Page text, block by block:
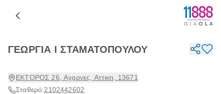
ΓΕΩΡΓΙΑ Ι ΣΤΑΜΑΤΟΠΟΥΛΟΥ
ΕΚΤΟΡΟΣ 26, Αχαρνες, Αττικη, 13671
Σταθερό:2102442602